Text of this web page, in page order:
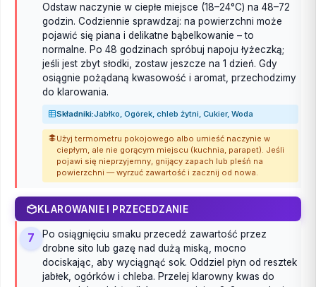
Odstaw naczynie w ciepłe miejsce (18–24°C) na 48–72
godzin. Codziennie sprawdzaj: na powierzchni może
pojawić się piana i delikatne bąbelkowanie – to
normalne. Po 48 godzinach spróbuj napoju łyżeczką;
jeśli jest zbyt słodki, zostaw jeszcze na 1 dzień. Gdy
osiągnie pożądaną kwasowość i aromat, przechodzimy
do klarowania.
Składniki:Jabłko, Ogórek, chleb żytni, Cukier, Woda
Użyj termometru pokojowego albo umieść naczynie w
ciepłym, ale nie gorącym miejscu (kuchnia, parapet). Jeśli
pojawi się nieprzyjemny, gnijący zapach lub pleśń na
powierzchni — wyrzuć zawartość i zacznij od nowa.
KLAROWANIE I PRZECEDZANIE
7
Po osiągnięciu smaku przecedź zawartość przez
drobne sito lub gazę nad dużą miską, mocno
dociskając, aby wyciągnąć sok. Oddziel płyn od resztek
jabłek, ogórków i chleba. Przelej klarowny kwas do